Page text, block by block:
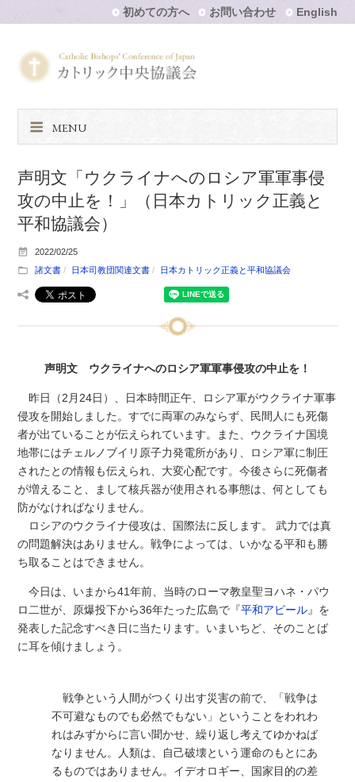
初めての方へ お問い合わせ English
MENU
声明文「ウクライナへのロシア軍軍事侵
攻の中止を！」（日本カトリック正義と
平和協議会）
2022/02/25
諸文書
日本司教団関連文書 日本カトリック正義と平和協議会
声明文 ウクライナへのロシア軍軍事侵攻の中止を！
昨日（2月24日）、日本時間正午、ロシア軍がウクライナ軍事
侵攻を開始しました。すでに両軍のみならず、民間人にも死傷
者が出ていることが伝えられています。また、ウクライナ国境
地帯にはチェルノブイリ原子力発電所があり、ロシア軍に制圧
されたとの情報も伝えられ、大変心配です。今後さらに死傷者
が増えること、まして核兵器が使用される事態は、何としても
防がなければなりません。
ロシアのウクライナ侵攻は、国際法に反します。 武力では真
の問題解決はありません。戦争によっては、いかなる平和も勝
ち取ることはできません。
今日は、いまから41年前、当時のローマ教皇聖ヨハネ・パウ
ロ二世が、原爆投下から36年たった広島で『平和アピール』を
発表した記念すべき日に当たります。いまいちど、そのことば
に耳を傾けましょう。
戦争という人間がつくり出す災害の前で、「戦争は
不可避なものでも必然でもない」ということをわれわ
れはみずからに言い聞かせ、繰り返し考えてゆかねば
なりません。人類は、自己破壊という運命のもとにあ
るものではありません。イデオロギー、国家目的の差